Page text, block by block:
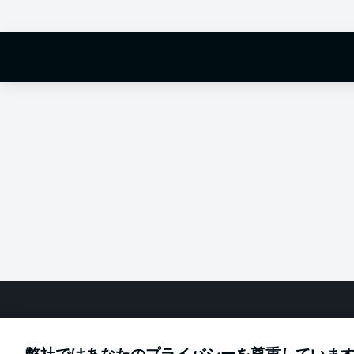
Welcome
fixture